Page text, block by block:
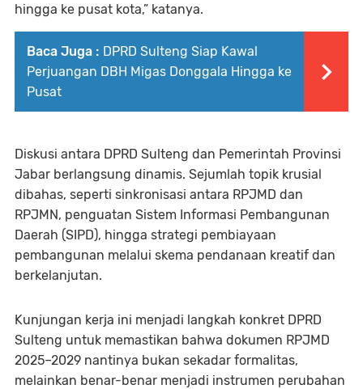
hingga ke pusat kota,” katanya.
Baca Juga : DPRD Sulteng Siap Kawal
Perjuangan DBH Migas Donggala Hingga ke
Pusat
Diskusi antara DPRD Sulteng dan Pemerintah Provinsi
Jabar berlangsung dinamis. Sejumlah topik krusial
dibahas, seperti sinkronisasi antara RPJMD dan
RPJMN, penguatan Sistem Informasi Pembangunan
Daerah (SIPD), hingga strategi pembiayaan
pembangunan melalui skema pendanaan kreatif dan
berkelanjutan.
Kunjungan kerja ini menjadi langkah konkret DPRD
Sulteng untuk memastikan bahwa dokumen RPJMD
2025–2029 nantinya bukan sekadar formalitas,
melainkan benar-benar menjadi instrumen perubahan